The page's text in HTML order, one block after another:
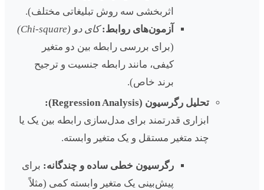
اثربخشی سه روش تبلیغاتی مختلف).
آزمون‌های روابط: کای دو (Chi-square
)
(برای بررسی رابطه بین دو متغیر
کیفی، مانند رابطه جنسیت و ترجیح
برند خاص).
تحلیل رگرسیون (Regression Analysis):
ابزاری قدرتمند برای مدل‌سازی رابطه بین یک یا
چند متغیر مستقل و یک متغیر وابسته.
رگرسیون خطی ساده و چندگانه: برای
پیش‌بینی یک متغیر وابسته کمی (مثلاً